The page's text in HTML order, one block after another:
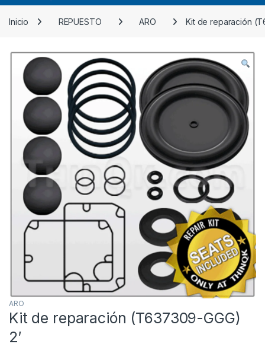
Inicio REPUESTO ARO Kit de reparación
ARO
Kit de reparación (T637309-GGG)
2′